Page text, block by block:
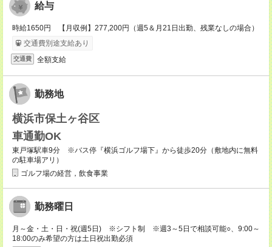
給与
時給1650円 【月収例】277,200円（週5＆月21日出勤、残業なしの場合）
交通費別途支給あり
交通費 全額支給
勤務地
横浜市保土ヶ谷区
車通勤OK
東戸塚駅車9分 ※バス停『横浜ゴルフ場下』から徒歩20分（敷地内に無料
の駐車場アリ）
ゴルフ場の経営，飲食事業
勤務曜日
月～金・土・日・祝(週5日) ※シフト制 ※週3～5日で相談可能○、9:00～
18:00のみ希望の方は土日祝出勤必須